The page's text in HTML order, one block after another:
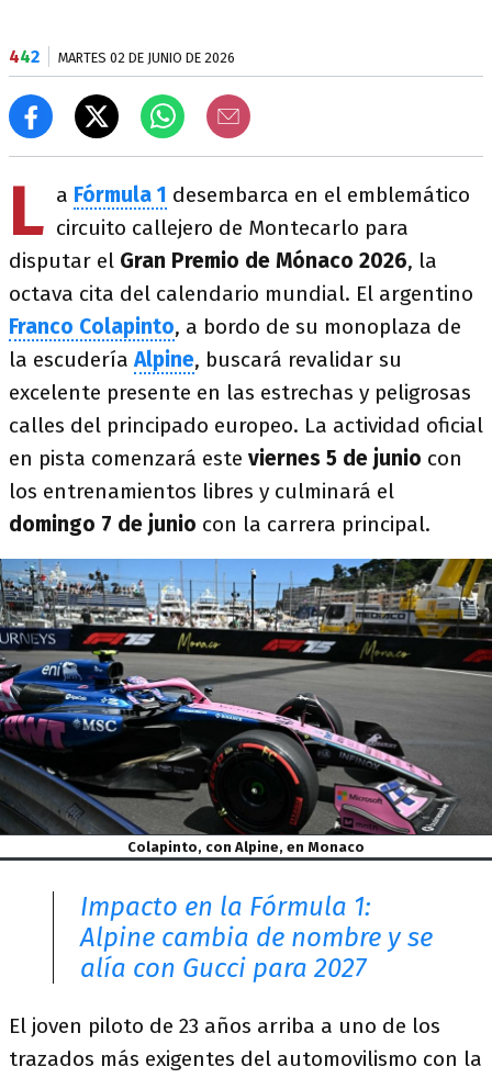
442 MARTES 02 DE JUNIO DE 2026
L a Fórmula 1 desembarca en el emblemático
circuito callejero de Montecarlo para
disputar el Gran Premio de Mónaco 2026, la
octava cita del calendario mundial. El argentino
Franco Colapinto, a bordo de su monoplaza de
la escuderíaAlpine, buscará revalidar su
excelente presente en las estrechas y peligrosas
calles del principado europeo. La actividad oficial
en pista comenzará este viernes 5 de junio con
los entrenamientos libres y culminará el
domingo 7 de junio con la carrera principal.
Colapinto, con Alpine, en Monaco
Impacto en la Fórmula 1:
Alpine cambia de nombre y se
alía con Gucci para 2027
El joven piloto de 23 años arriba a uno de los
trazados más exigentes del automovilismo con la